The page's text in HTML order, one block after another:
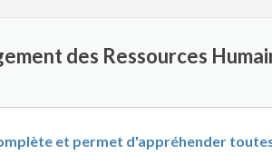
des Ressources
et permet d'appréhender